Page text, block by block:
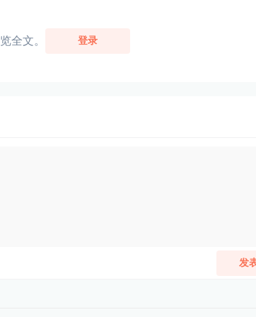
全文。 登录
发